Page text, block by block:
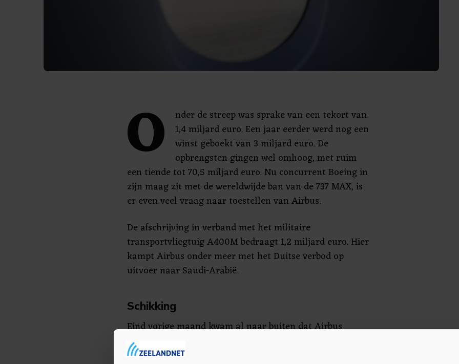
O
nder de streep was sprake van een tekort van
1,4 miljard euro. Een jaar eerder werd nog een
winst geboekt van 3 miljard euro. De
opbrengsten gingen wel omhoog, met ruim
een tiende tot 70,5 miljard euro. Nu concurrent Boeing in
zijn maag zit met de wereldwijde ban van de 737 MAX, is
er even veel vraag naar toestellen van Airbus.
De afschrijving in verband met het militaire
transportvliegtuig A400M bedraagt 1,2 miljard euro. Hier
kampt Airbus onder meer met het Duitse verbod op
uitvoer naar Saudi-Arabië.
Schikking
Eind vorige maand kwam al naar buiten dat Airbus
akkoord is gegaan met een schikking van 3,6 miljard
euro met openbaar aanklagers in Frankrijk, het Verenigd